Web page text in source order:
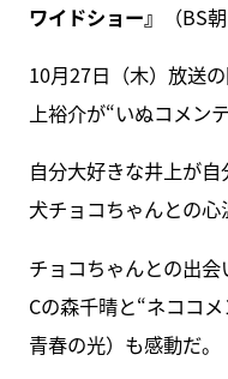
ワイドショー』
（BS
10月27日（木）放送
上裕介が“いぬコメン
自分大好きな井上が
犬チョコちゃんとの心
チョコちゃんとの出
Cの森千晴と“ネココ
青春の光）も感動だ。